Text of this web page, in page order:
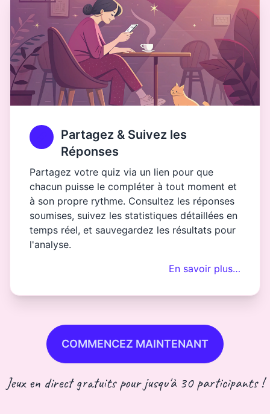
Partagez & Suivez les
Réponses
Partagez votre quiz via un lien pour que
chacun puisse le compléter à tout moment et
à son propre rythme. Consultez les réponses
soumises, suivez les statistiques détaillées en
temps réel, et sauvegardez les résultats pour
l'analyse.
En savoir plus…
COMMENCEZ MAINTENANT
Jeux en direct gratuits pour jusqu'à 30 participants !